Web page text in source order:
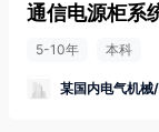
通信电源柜系
5-10年 本科
某国内电气机械